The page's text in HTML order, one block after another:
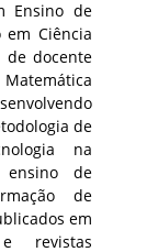
Ensino de
Ciência
de docente
de
na
ensino de
de
em
revistas